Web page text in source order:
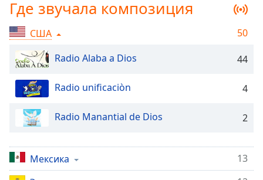
Chapters
descriptions
off,
selected
Subtitles
settings,
opens
subtitles
Где звучала композиция
США
50
Radio Alaba a Dios
44
Radio unificaciòn 4
Radio Manantial de Dios 2
Мексика
13